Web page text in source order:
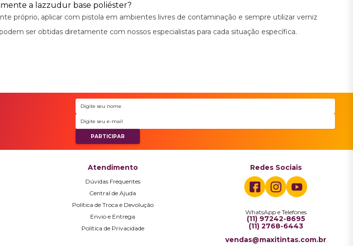
a lazzudur base poliéster?
próprio, aplicar com pistola em ambientes livres de contaminação e sempre utilizar verniz
ser obtidas diretamente com nossos especialistas para cada situação específica.
Atendimento
Dúvidas Frequentes
Central de Ajuda
Política de Troca e Devolução
Envio e Entrega
Política de Privacidade
Redes Sociais
WhatsApp e Telefones
(11) 97242-8695
(11) 2768-6443
vendas@maxitintas.com.br